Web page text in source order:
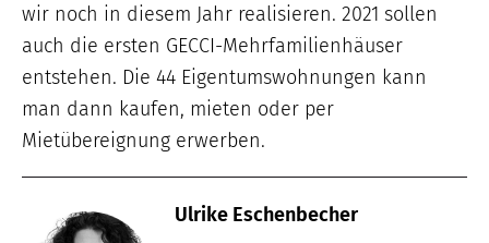
wir noch in diesem Jahr realisieren. 2021 sollen
auch die ersten GECCI-Mehrfamilienhäuser
entstehen. Die 44 Eigentumswohnungen kann
man dann kaufen, mieten oder per
Mietübereignung erwerben.
Ulrike Eschenbecher